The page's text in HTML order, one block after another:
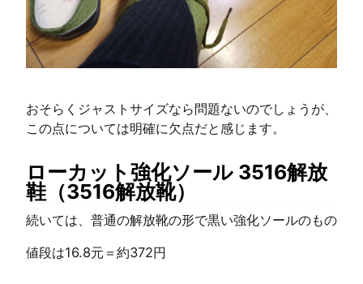
おそらくジャストサイズなら問題ないのでしょうが、
この点については明確に欠点だと感じます。
ローカット強化ソール 3516解放
鞋（3516解放靴）
続いては、普通の解放靴の形で黒い強化ソールのもの
値段は16.8元＝約372円